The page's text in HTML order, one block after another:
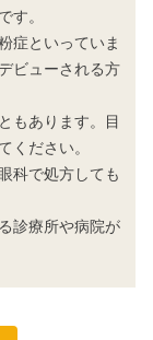
す。
症といっていま
ビューされる方
もあります。目
ください。
科で処方しても
診療所や病院が